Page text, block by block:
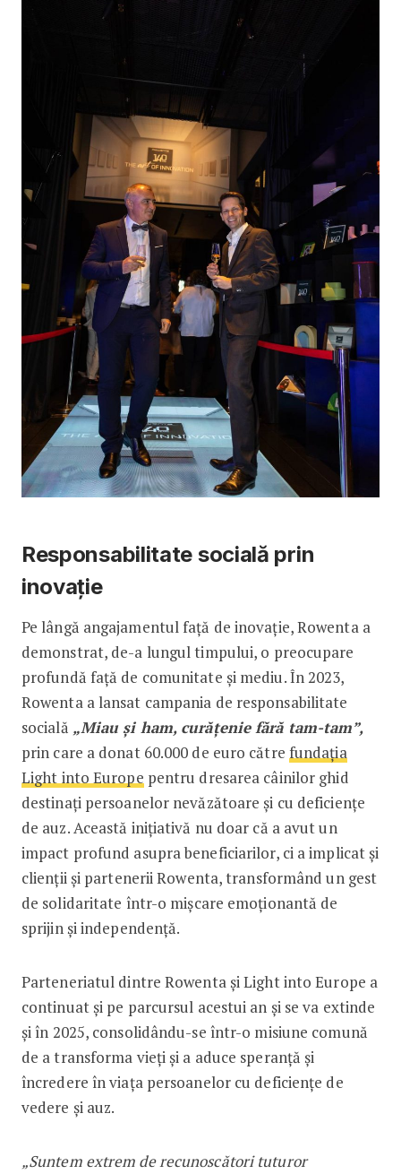
Responsabilitate socială prin
inovație
Pe lângă angajamentul față de inovație, Rowenta a
demonstrat, de-a lungul timpului, o preocupare
profundă față de comunitate și mediu. În 2023,
Rowenta a lansat campania de responsabilitate
socială „Miau și ham, curățenie fără tam-tam”,
prin care a donat 60.000 de euro către fundația
Light into Europe pentru dresarea câinilor ghid
destinați persoanelor nevăzătoare și cu deficiențe
de auz. Această inițiativă nu doar că a avut un
impact profund asupra beneficiarilor, ci a implicat și
clienții și partenerii Rowenta, transformând un gest
de solidaritate într-o mișcare emoționantă de
sprijin și independență.
Parteneriatul dintre Rowenta și Light into Europe a
continuat și pe parcursul acestui an și se va extinde
și în 2025, consolidându-se într-o misiune comună
de a transforma vieți și a aduce speranță și
încredere în viața persoanelor cu deficiențe de
vedere și auz.
„Suntem extrem de recunoscători tuturor